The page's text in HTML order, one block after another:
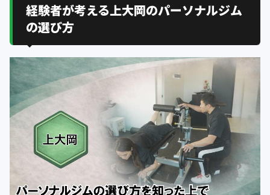
経験者が考える上大岡のパーソナルジム
の選び方